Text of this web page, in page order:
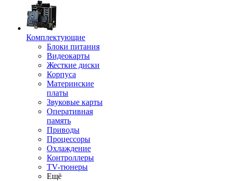
Комплектующие
Блоки питания
Видеокарты
Жесткие диски
Корпуса
Материнские
платы
Звуковые карты
Оперативная
память
Приводы
Процессоры
Охлаждение
Контроллеры
TV-тюнеры
Ещё